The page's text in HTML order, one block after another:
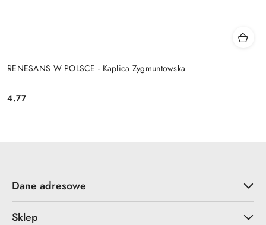
RENESANS W POLSCE - Kaplica Zygmuntowska
Cena:
4.77
Dane adresowe
Sklep